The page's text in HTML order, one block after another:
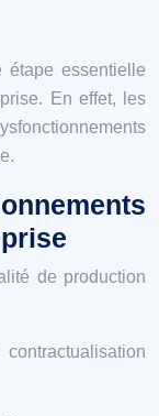
étape essentielle
En effet, les
de production